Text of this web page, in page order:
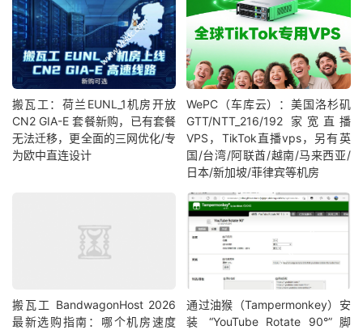
搬瓦工：荷兰EUNL_1机房开放
CN2 GIA-E 套餐新购，已有套餐
无法迁移，更全面的三网优化/专
为欧中直连设计
WePC（车库云）：美国洛杉矶
GTT/NTT_216/192 家宽直播
VPS，TikTok直播vps，另有英
国/台湾/阿联酋/越南/马来西亚/
日本/新加坡/菲律宾等机房
搬瓦工 BandwagonHost 2026
最新选购指南：哪个机房速度
通过油猴（Tampermonkey）安
装 “YouTube Rotate 90°” 脚